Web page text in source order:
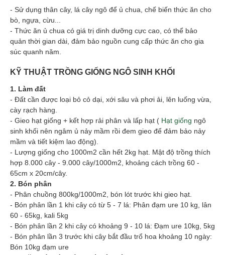
- Sử dụng thân cây, lá cây ngô để ủ chua, chế biến thức ăn cho
bò, ngựa, cừu...
- Thức ăn ủ chua có giá trị dinh dưỡng cực cao, có thể bảo
quản thời gian dài, đảm bảo nguồn cung cấp thức ăn cho gia
súc quanh năm.
KỸ THUẬT TRỒNG GIỐNG NGÔ SINH KHỐI
1. Làm đất
- Đất cần được loại bỏ cỏ dại, xới sâu và phơi ải, lên luống vừa,
cày rạch hàng.
- Gieo hạt giống + kết hợp rải phân và lấp hạt ( Hạt giống ngô
sinh khối nên ngâm ủ nảy mầm rồi đem gieo để đảm bảo nảy
mầm và tiết kiệm lao động).
- Lượng giống cho 1000m2 cần hết 2kg hạt. Mật độ trồng thích
hợp 8.000 cây - 9.000 cây/1000m2, khoảng cách trồng 60 -
65cm x 20cm/cây.
2. Bón phân
- Phân chuồng 800kg/1000m2, bón lót trước khi gieo hạt.
- Bón phân lần 1 khi cây có từ 5 - 7 lá: Phân đạm ure 10 kg, lân
60 - 65kg, kali 5kg
- Bón phân lần 2 khi cây có khoảng 9 - 10 lá: Đạm ure 10kg, 5kg
- Bón phân lần 3 trước khi cây bắt đầu trổ hoa khoảng 10 ngày:
Bón 10kg đạm ure